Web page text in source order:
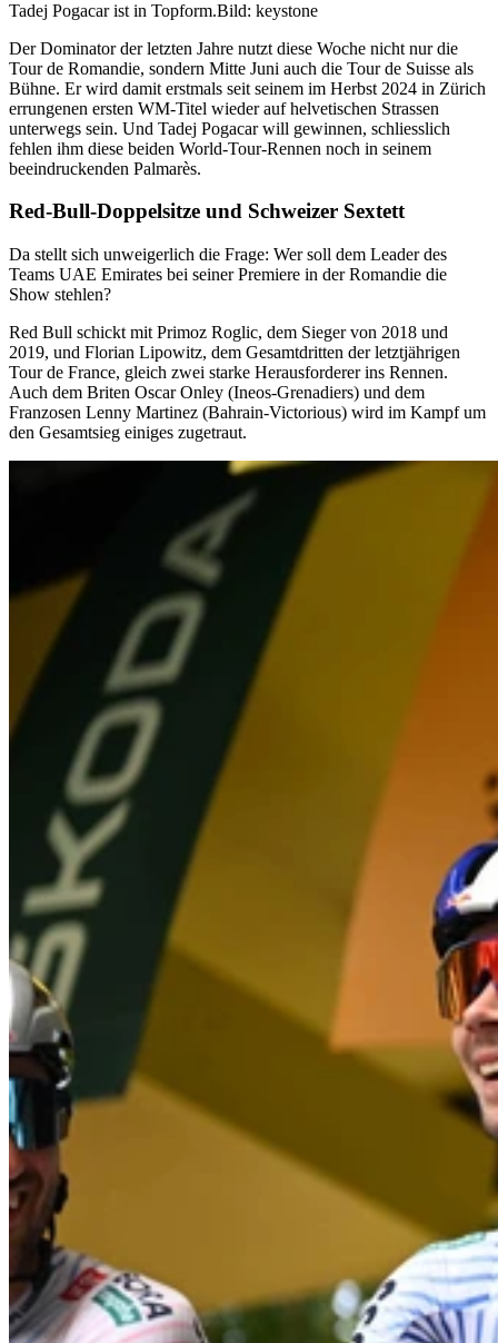
Tadej Pogacar ist in Topform.Bild: keystone
Der Dominator der letzten Jahre nutzt diese Woche nicht nur die
Tour de Romandie, sondern Mitte Juni auch die Tour de Suisse als
Bühne. Er wird damit erstmals seit seinem im Herbst 2024 in Zürich
errungenen ersten WM-Titel wieder auf helvetischen Strassen
unterwegs sein. Und Tadej Pogacar will gewinnen, schliesslich
fehlen ihm diese beiden World-Tour-Rennen noch in seinem
beeindruckenden Palmarès.
Red-Bull-Doppelsitze und Schweizer Sextett
Da stellt sich unweigerlich die Frage: Wer soll dem Leader des
Teams UAE Emirates bei seiner Premiere in der Romandie die
Show stehlen?
Red Bull schickt mit Primoz Roglic, dem Sieger von 2018 und
2019, und Florian Lipowitz, dem Gesamtdritten der letztjährigen
Tour de France, gleich zwei starke Herausforderer ins Rennen.
Auch dem Briten Oscar Onley (Ineos-Grenadiers) und dem
Franzosen Lenny Martinez (Bahrain-Victorious) wird im Kampf um
den Gesamtsieg einiges zugetraut.